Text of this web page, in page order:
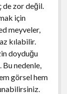
zor değil.
için
meyveler,
kılabilir.
doyduğu
Bu nedenle,
görsel hem